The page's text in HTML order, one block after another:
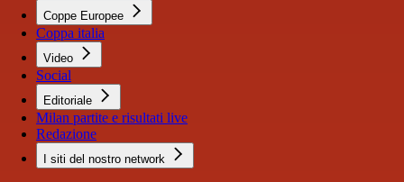
Coppe Europee
Coppa italia
Video
Social
Editoriale
Milan partite e risultati live
Redazione
I siti del nostro network